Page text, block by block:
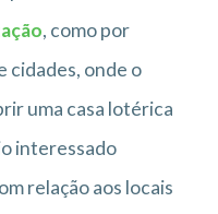
, como por
cidades, onde o
uma casa lotérica
interessado
relação aos locais